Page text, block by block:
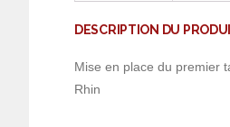
DESCRIPTION DU
Mise en place du premier
Rhin